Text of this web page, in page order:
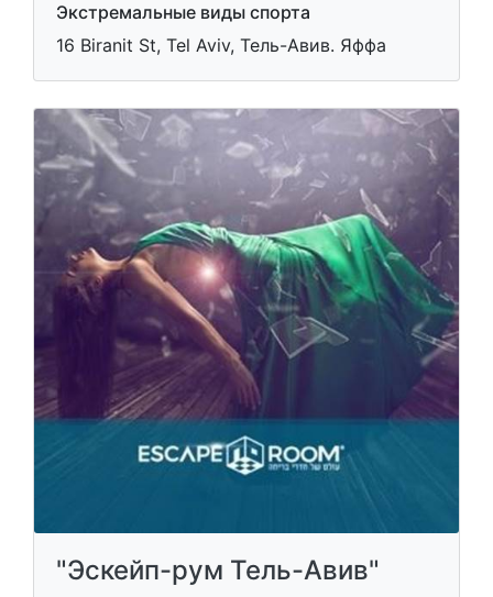
Экстремальные виды спорта
16 Biranit St, Tel Aviv, Тель-Авив. Яффа
"Эскейп-рум Тель-Авив"